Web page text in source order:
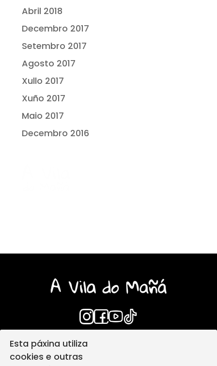
Abril 2018
Decembro 2017
Setembro 2017
Agosto 2017
Xullo 2017
Xuño 2017
Maio 2017
Decembro 2016
Login
Política de privacidade
Esta páxina utiliza
cookies e outras